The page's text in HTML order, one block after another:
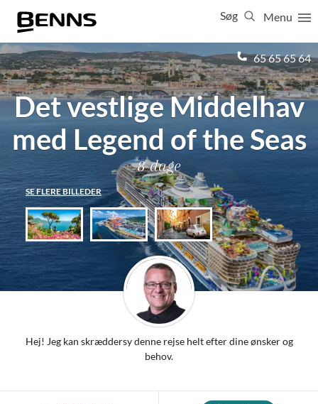
Menu
Søg
65 65 65 64
Det vestlige Middelhav
med Legend of the Seas
8 dage
SE FLERE BILLEDER
Hej! Jeg kan skræddersy denne rejse helt efter dine ønsker og
behov.
Luk
Vis resultater for: Alle
Ferierejser
Firma- og temarejser
Studierejser